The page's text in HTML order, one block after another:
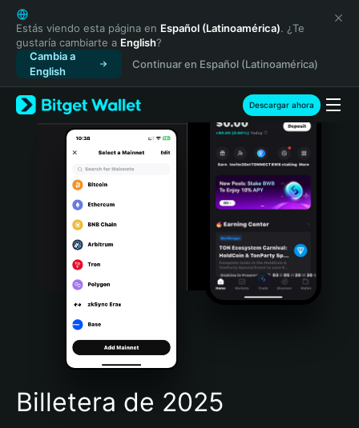
English
日本語
Tiếng Việt
Русский
Español (Latinoamérica)
Türkçe
Italiano
Português (Portugal)
Bahasa Indonesia
Português (Brasil)
Español (Argentina)
Estás viendo esta página en Español (Latinoamérica). ¿Te
gustaría cambiarte a English?
Cambia a
English
Continuar en Español (Latinoamérica)
Descargar ahora
Billetera de 2025